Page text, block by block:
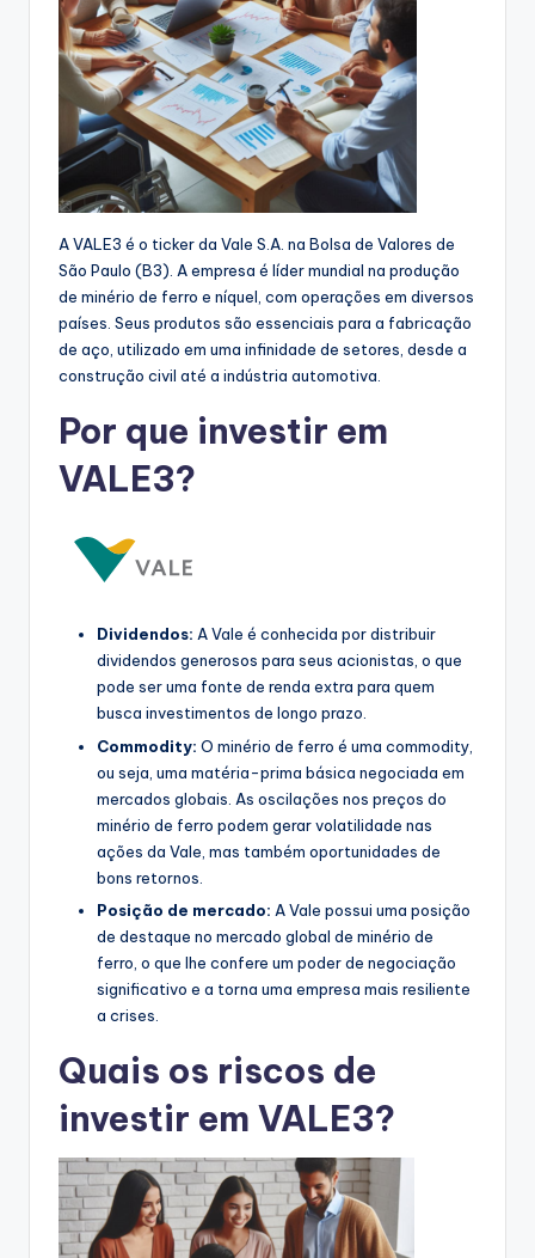
A VALE3 é o ticker da Vale S.A. na Bolsa de Valores de
São Paulo (B3). A empresa é líder mundial na produção
de minério de ferro e níquel, com operações em diversos
países. Seus produtos são essenciais para a fabricação
de aço, utilizado em uma infinidade de setores, desde a
construção civil até a indústria automotiva.
Por que investir em
VALE3?
Dividendos: A Vale é conhecida por distribuir
dividendos generosos para seus acionistas, o que
pode ser uma fonte de renda extra para quem
busca investimentos de longo prazo.
Commodity: O minério de ferro é uma commodity,
ou seja, uma matéria-prima básica negociada em
mercados globais. As oscilações nos preços do
minério de ferro podem gerar volatilidade nas
ações da Vale, mas também oportunidades de
bons retornos.
Posição de mercado: A Vale possui uma posição
de destaque no mercado global de minério de
ferro, o que lhe confere um poder de negociação
significativo e a torna uma empresa mais resiliente
a crises.
Quais os riscos de
investir em VALE3?